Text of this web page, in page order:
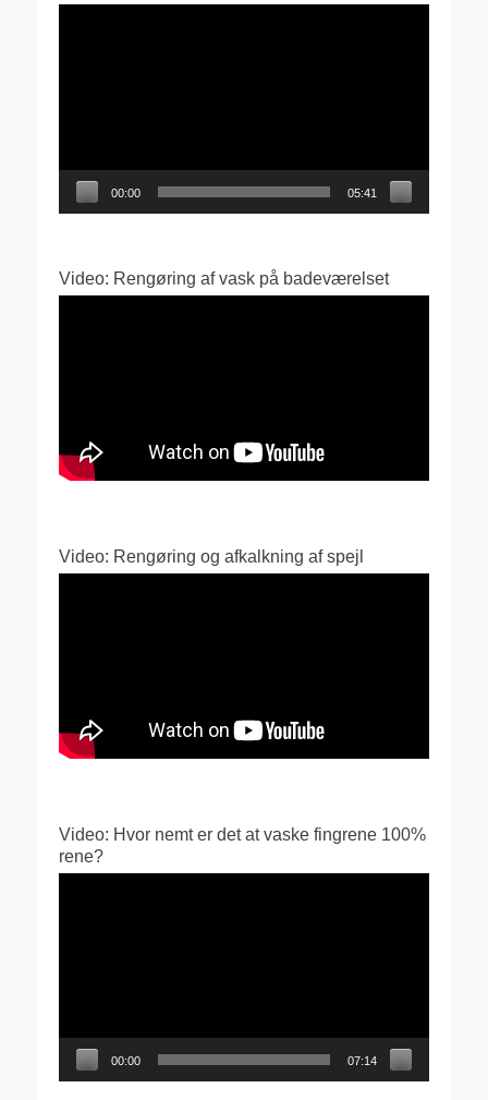
00:00 05:41
Video: Rengøring af vask på badeværelset
Video: Rengøring og afkalkning af spejl
Video: Hvor nemt er det at vaske fingrene 100%
rene?
00:00 07:14